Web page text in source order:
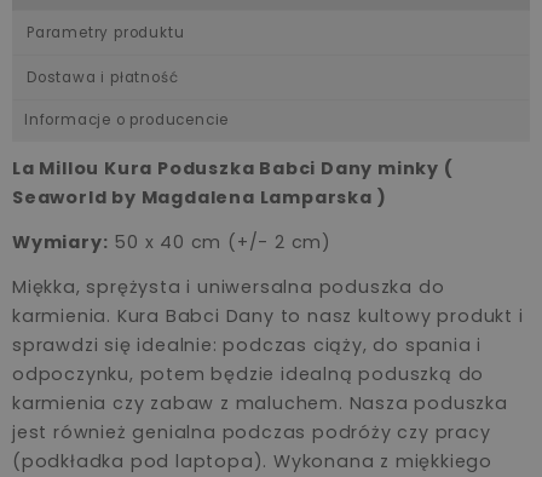
Parametry produktu
Dostawa i płatność
Informacje o producencie
La Millou Kura Poduszka Babci Dany minky (
Seaworld by Magdalena Lamparska )
Wymiary: 50 x 40 cm (+/- 2 cm)
Miękka, sprężysta i uniwersalna poduszka do
karmienia. Kura Babci Dany to nasz kultowy produkt i
sprawdzi się idealnie: podczas ciąży, do spania i
odpoczynku, potem będzie idealną poduszką do
karmienia czy zabaw z maluchem. Nasza poduszka
jest również genialna podczas podróży czy pracy
(podkładka pod laptopa). Wykonana z miękkiego